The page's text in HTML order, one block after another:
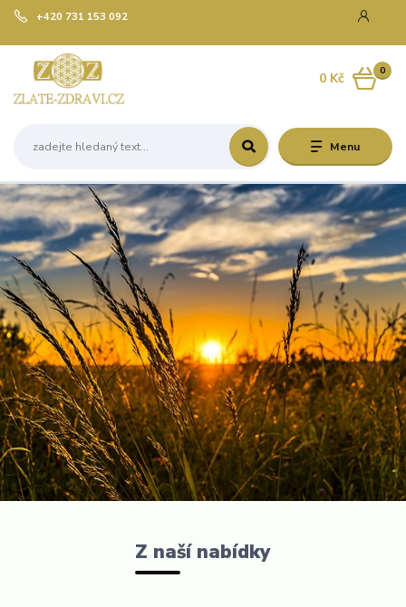
Menu
+420 731 153 092
0
0 Kč
Z naší nabídky